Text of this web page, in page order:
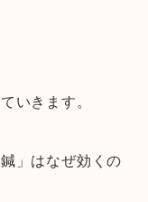
いきます。
」はなぜ効くの